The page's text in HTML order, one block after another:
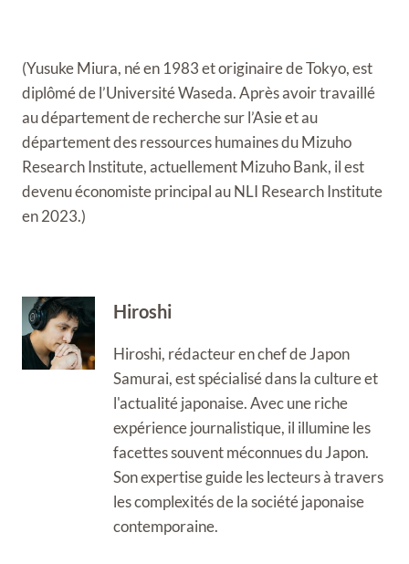
(Yusuke Miura, né en 1983 et originaire de Tokyo, est
diplômé de l’Université Waseda. Après avoir travaillé
au département de recherche sur l’Asie et au
département des ressources humaines du Mizuho
Research Institute, actuellement Mizuho Bank, il est
devenu économiste principal au NLI Research Institute
en 2023.)
Hiroshi
Hiroshi, rédacteur en chef de Japon
Samurai, est spécialisé dans la culture et
l'actualité japonaise. Avec une riche
expérience journalistique, il illumine les
facettes souvent méconnues du Japon.
Son expertise guide les lecteurs à travers
les complexités de la société japonaise
contemporaine.